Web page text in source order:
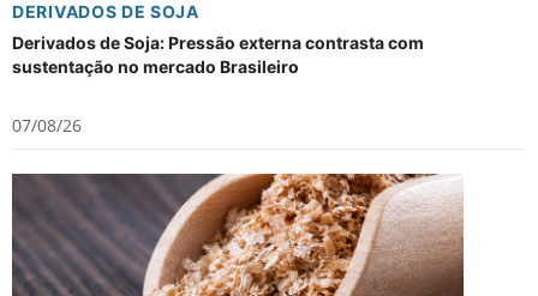
DERIVADOS DE SOJA
Derivados de Soja: Pressão externa contrasta com
sustentação no mercado Brasileiro
07/08/26